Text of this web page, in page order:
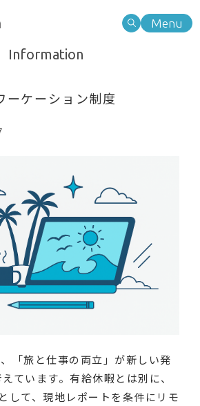
Menu
Type of needs
Signage
Motion graphics
Characters
Digital contents
Information
ーケーション制度
「旅と仕事の両立」が新しい発
ています。有給休暇とは別に、
して、現地レポートを条件にリモ